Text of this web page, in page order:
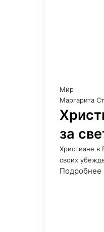
Мир
Маргарита
за
Христиане в
своих
Подробнее